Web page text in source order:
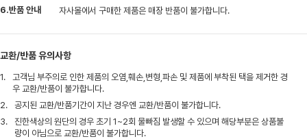
6.반품 안내
자사몰에서 구매한 제품은 매장 반품이 불가합니다.
교환/반품 유의사항
1.
고객님 부주의로 인한 제품의 오염,훼손,변형,파손 및 제품에 부착된 택을 제거한 경
우 교환/반품이 불가합니다.
2.
공지된 교환/반품기간이 지난 경우엔 교환/반품이 불가합니다.
3.
진한색상의 원단의 경우 초기 1~2회 물빠짐 발생할 수 있으며 해당부분은 상품불
량이 아님으로 교환/반품이 불가합니다.